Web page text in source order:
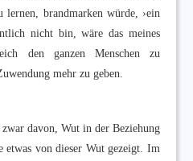
lernen, brandmarken würde, ›ein
nicht bin, wäre das meines
den ganzen Menschen zu
mehr zu geben.
davon, Wut in der Beziehung
etwas von dieser Wut gezeigt. Im